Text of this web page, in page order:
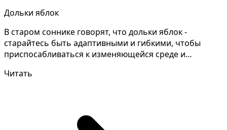
Дольки яблок
В старом соннике говорят, что дольки яблок -
старайтесь быть адаптивными и гибкими, чтобы
приспосабливаться к изменяющейся среде и
Читать